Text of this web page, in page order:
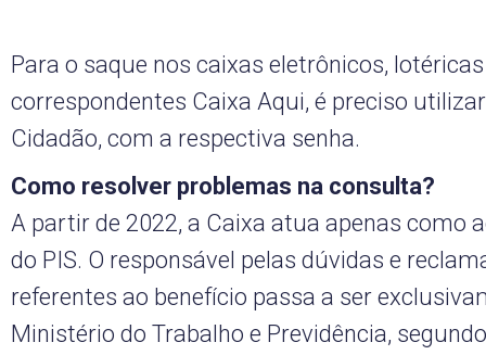
Para o saque nos caixas eletrônicos,
correspondentes Caixa Aqui, é preciso
Cidadão, com a respectiva senha.
Como resolver problemas na consulta?
A partir de 2022, a Caixa atua apenas como
do PIS. O responsável pelas dúvidas e
referentes ao benefício passa a ser
Ministério do Trabalho e Previdência,